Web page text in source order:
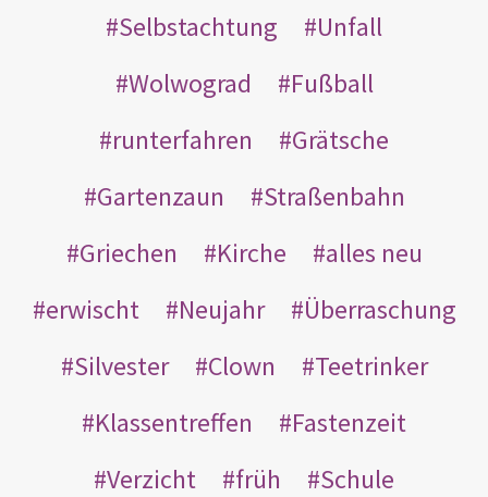
Selbstachtung
Unfall
Wolwograd
Fußball
runterfahren
Grätsche
Gartenzaun
Straßenbahn
Griechen
Kirche
alles neu
erwischt
Neujahr
Überraschung
Silvester
Clown
Teetrinker
Klassentreffen
Fastenzeit
Verzicht
früh
Schule